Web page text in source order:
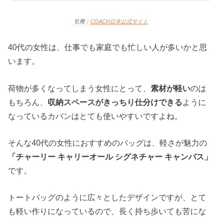
引用： COACH日本公式サイト
40代の女性は、仕事でも家庭でも忙しい人が多いかと思
います。
荷物が多くなってしまう女性にとって、素材が軽いのは
もちろん、 収納スペースがきっちり仕分けできるように
なっているカバンはとても使いやすいですよね。
そんな40代の女性におすすめのバッグは、軽さが魅力の
「チャーリー キャリーオール シグネチャー キャンバス」
です。
トートバッグのように広々としたデザインですが、とて
も軽い作りになっているので、長く持ち歩いても苦にな